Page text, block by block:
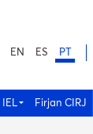
EN ES PT
Firjan CIRJ